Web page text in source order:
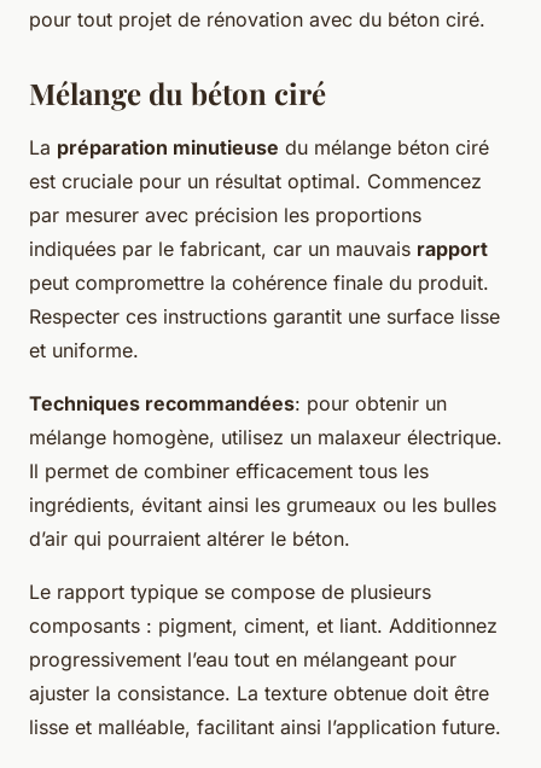
pour tout projet de rénovation avec du béton ciré.
Mélange du béton ciré
La préparation minutieuse du mélange béton ciré
est cruciale pour un résultat optimal. Commencez
par mesurer avec précision les proportions
indiquées par le fabricant, car un mauvais rapport
peut compromettre la cohérence finale du produit.
Respecter ces instructions garantit une surface lisse
et uniforme.
Techniques recommandées: pour obtenir un
mélange homogène, utilisez un malaxeur électrique.
Il permet de combiner efficacement tous les
ingrédients, évitant ainsi les grumeaux ou les bulles
d’air qui pourraient altérer le béton.
Le rapport typique se compose de plusieurs
composants : pigment, ciment, et liant. Additionnez
progressivement l’eau tout en mélangeant pour
ajuster la consistance. La texture obtenue doit être
lisse et malléable, facilitant ainsi l’application future.